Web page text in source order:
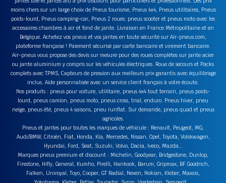
moins chers sur un large choix de Pneus tourisme, Pneus 4x4, Pneus utilitaires, Pneus
poids-lourd, Pneus camping-car, Pneus 2 roues: pneus scooter et pneus moto avec les
accessoires chambres à air et fond de jante. Livraison en France Métropolitaine et en
Belgique. Achetez vos pneus et vos jantes en toute sécurité sur Air-pneus.com,
plateforme française ! Paiement sécurisé par carte bancaire et virement bancaire.
Air-pneus vous propose des devis sur mesure pour des roues complètes sur jante acier
ou jante aluminium y compris sur les véhicules électriques. Roue de secours et Packs
complets avec TPMS, Capteurs de pression aux meilleurs prix garantis avec équilibrage
inclus. Aide personnalisée avec un service client français à votre écoute.
Nos produits : pneus pour voiture, utilitaire, pneus 4x4 tout terrain, pneus poids-
lourd, pneus camion, pneus moto, pneus cross, trial, enduro. Pneus hiver, pneu
neige, pneus été, pneus 4 saisons, pneu runflat. Sur demande, pneus quad et pneus
agricoles.
Pneus et jantes pour toutes les marques de véhicule : Renault, Peugeot, MG,
Audi/BMW, Citroën, Fiat, Honda, Kia, Mercedes, Nissan, Opel, Toyota, Volskwagen,
Hyundai, Ford, Seat, Suzuki, Volvo, Dacia, Iveco, Mazda…
Marques pneus premium et discount : Michelin, Goodyear, Bridgestone, Dunlop,
Firestone, Hifly, General, Kumho, Pirelli, Hankook, Barum, Gripmax, BF Goodrich,
Falken, Uniroyal, Toyo, Cooper, GT Radial, Nexen, Nokian, Kleber, Maxxis,